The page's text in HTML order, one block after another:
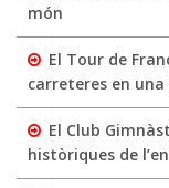
món
El Tour de
carreteres en
El Club
històriques de